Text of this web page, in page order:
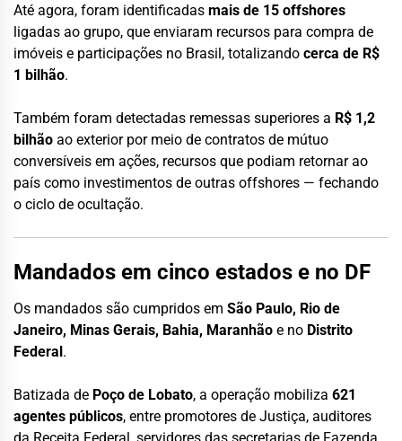
Até agora, foram identificadas mais de 15 offshores
ligadas ao grupo, que enviaram recursos para compra de
imóveis e participações no Brasil, totalizando cerca de R$
1 bilhão.
Também foram detectadas remessas superiores a R$ 1,2
bilhão ao exterior por meio de contratos de mútuo
conversíveis em ações, recursos que podiam retornar ao
país como investimentos de outras offshores — fechando
o ciclo de ocultação.
Mandados em cinco estados e no DF
Os mandados são cumpridos em São Paulo, Rio de
Janeiro, Minas Gerais, Bahia, Maranhão e no Distrito
Federal.
Batizada de Poço de Lobato, a operação mobiliza 621
agentes públicos, entre promotores de Justiça, auditores